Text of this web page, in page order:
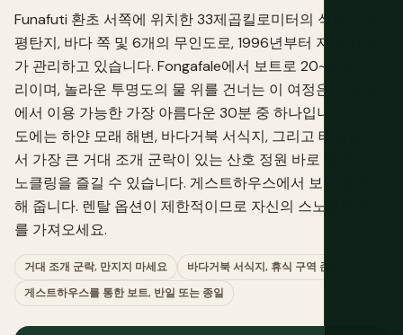
Funafuti 환초 서쪽에 위치한 33제곱킬로미터의 석호, 암초
평탄지, 바다 쪽 및 6개의 무인도로, 1996년부터 지역 사회
가 관리하고 있습니다. Fongafale에서 보트로 20~40분 거
리이며, 놀라운 투명도의 물 위를 건너는 이 여정은 태평양
에서 이용 가능한 가장 아름다운 30분 중 하나입니다. 무인
도에는 하얀 모래 해변, 바다거북 서식지, 그리고 태평양에
서 가장 큰 거대 조개 군락이 있는 산호 정원 바로 앞에서 스
노클링을 즐길 수 있습니다. 게스트하우스에서 보트를 준비
해 줍니다. 렌탈 옵션이 제한적이므로 자신의 스노클링 장비
를 가져오세요.
거대 조개 군락, 만지지 마세요
바다거북 서식지, 휴식 구역 존중
게스트하우스를 통한 보트, 반일 또는 종일